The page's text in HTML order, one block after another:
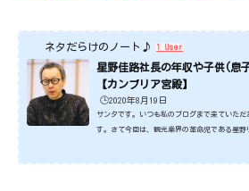
ネタだらけのノート♪ 1 User
星野佳路社長の年収や子供(息
【カンブリア宮殿】
🕒️2020年8月19日
サンタです。いつも私のブログまで来ていた
す。さて今回は、観光業界の革命児である星